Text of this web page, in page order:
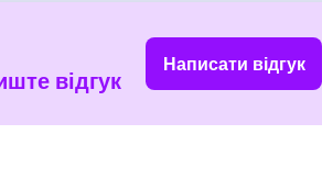
відгук
Написати відгук